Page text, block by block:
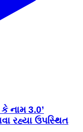
નામ 3.0’
રહ્યા ઉપસ્થિત